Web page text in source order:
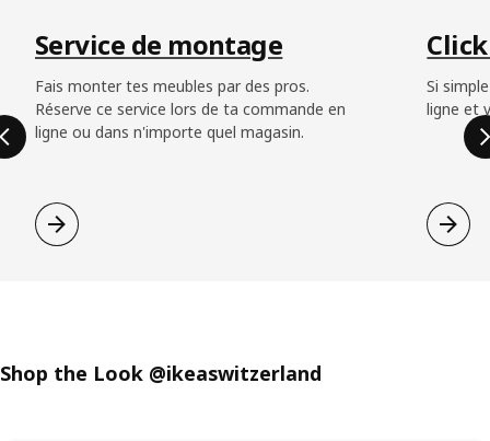
Service de montage
Fais monter tes meubles par des pros.
Réserve ce service lors de ta commande en
ligne ou dans n'importe quel magasin.
Si
ligne et
Shop the Look @ikeaswitzerland